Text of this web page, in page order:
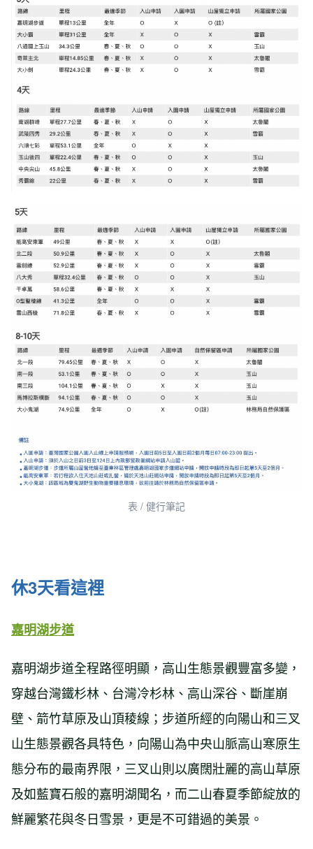
表 / 健行筆記
休3天看這裡
嘉明湖步道
嘉明湖步道全程路徑明顯，高山生態景觀豐富多變，
穿越台灣鐵杉林、台灣冷杉林、高山深谷、斷崖崩
壁、箭竹草原及山頂稜線；步道所經的向陽山和三叉
山生態景觀各具特色，向陽山為中央山脈高山寒原生
態分布的最南界限，三叉山則以廣闊壯麗的高山草原
及如藍寶石般的嘉明湖聞名，而二山春夏季節綻放的
鮮麗繁花與冬日雪景，更是不可錯過的美景。